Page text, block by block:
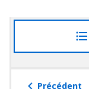
Précédent